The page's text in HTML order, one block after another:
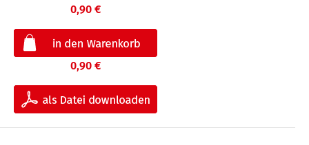
0,90 €
0,90 €